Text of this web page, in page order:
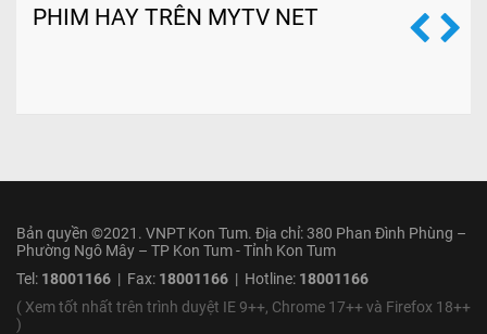
PHIM HAY TRÊN MYTV NET
Bản quyền ©2021. VNPT Kon Tum. Địa chỉ: 380 Phan Đình Phùng –
Phường Ngô Mây – TP Kon Tum - Tỉnh Kon Tum
Tel: 18001166 | Fax: 18001166 | Hotline: 18001166
( Xem tốt nhất trên trình duyệt IE 9++, Chrome 17++ và Firefox 18++
)